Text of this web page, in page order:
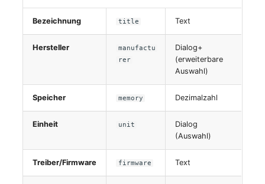
VRRP
WAN-Leitung
Wireless Access Point
Bezeichnung title Text
Hersteller
manufactu
rer
Dialog+
(erweiterbare
Auswahl)
Speicher memory Dezimalzahl
Einheit unit
Dialog
(Auswahl)
Treiber/Firmware firmware Text